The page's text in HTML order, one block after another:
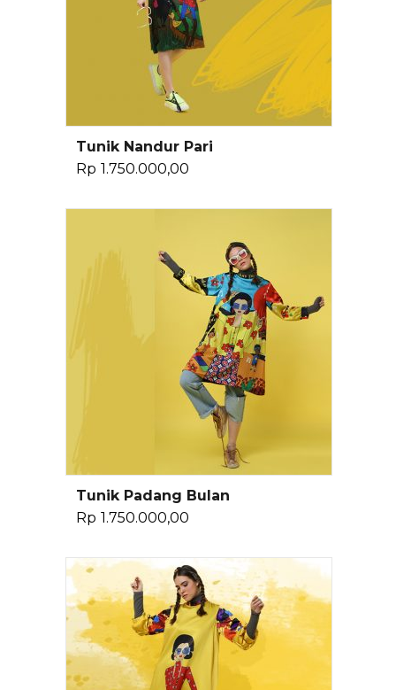
Pilih Opsi
Tunik Nandur Pari
Rp 1.750.000,00
Pilih Opsi
Tunik Padang Bulan
Rp 1.750.000,00